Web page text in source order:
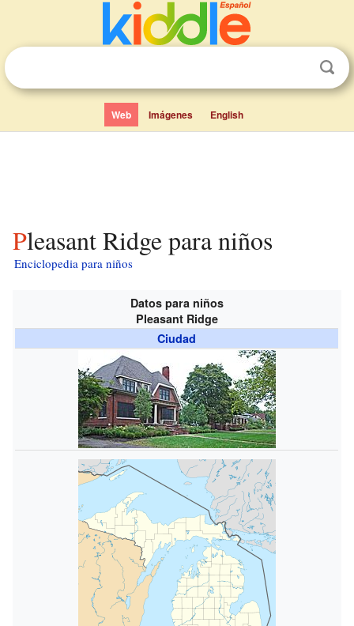
Web Imágenes English
Pleasant Ridge para niños
Enciclopedia para niños
Datos para niños
Pleasant Ridge
Ciudad